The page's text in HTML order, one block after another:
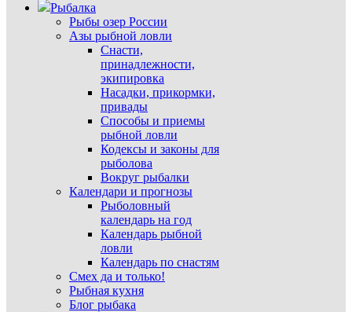
Рыбалка
Рыбы озер России
Азы рыбной ловли
Снасти,
принадлежности,
экипировка
Насадки, прикормки,
привады
Способы и приемы
рыбной ловли
Кодексы и законы для
рыболова
Вокруг рыбалки
Календари и прогнозы
Рыболовный
календарь на год
Календарь рыбной
ловли
Календарь по снастям
Смех да и только!
Рыбная кухня
Блог рыбака